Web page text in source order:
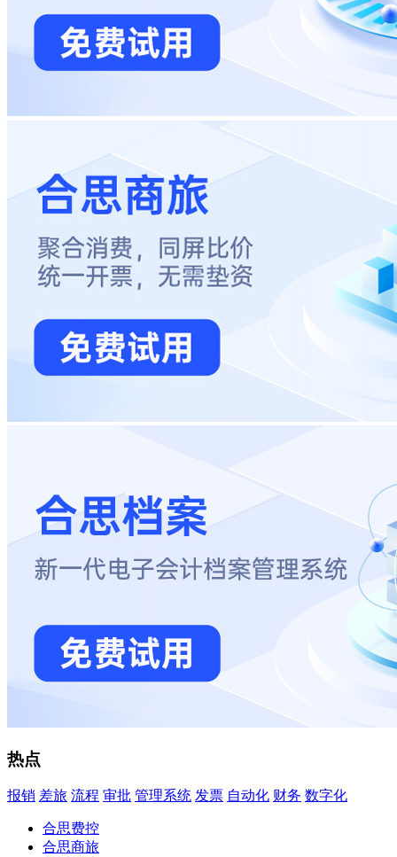
热点
报销 差旅 流程 审批 管理系统 发票 自动化 财务 数字化
合思费控
合思商旅